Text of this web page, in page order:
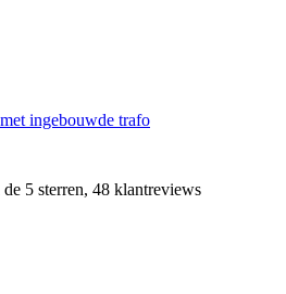
ingebouwde trafo
5 sterren, 48 klantreviews